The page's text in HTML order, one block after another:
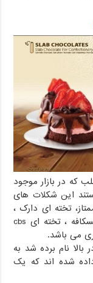
یا اسلب که در بازار موجود
این شکلات های
تخته ای دارک ،
تخته ای شیری ، تخته ای سفید ، تخته ای نسکافه ، تخته ای cbs
که در بالا نام برده شد به
داده شده اند که یک